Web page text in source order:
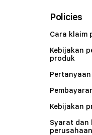
Policies
Cara klaim
Kebijakan
produk
Pertanyaan
Kebijakan
Syarat dan
perusahaan